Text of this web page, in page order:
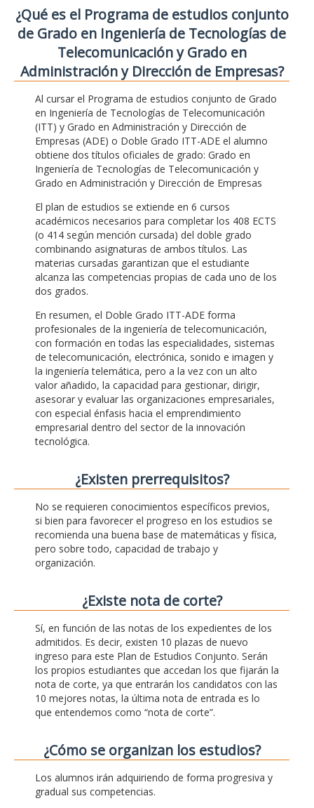
¿Qué es el Programa de estudios conjunto
de Grado en Ingeniería de Tecnologías de
Telecomunicación y Grado en
Administración y Dirección de Empresas?
Al cursar el Programa de estudios conjunto de Grado
en Ingeniería de Tecnologías de Telecomunicación
(ITT) y Grado en Administración y Dirección de
Empresas (ADE) o Doble Grado ITT-ADE el alumno
obtiene dos títulos oficiales de grado: Grado en
Ingeniería de Tecnologías de Telecomunicación y
Grado en Administración y Dirección de Empresas
El plan de estudios se extiende en 6 cursos
académicos necesarios para completar los 408 ECTS
(o 414 según mención cursada) del doble grado
combinando asignaturas de ambos títulos. Las
materias cursadas garantizan que el estudiante
alcanza las competencias propias de cada uno de los
dos grados.
En resumen, el Doble Grado ITT-ADE forma
profesionales de la ingeniería de telecomunicación,
con formación en todas las especialidades, sistemas
de telecomunicación, electrónica, sonido e imagen y
la ingeniería telemática, pero a la vez con un alto
valor añadido, la capacidad para gestionar, dirigir,
asesorar y evaluar las organizaciones empresariales,
con especial énfasis hacia el emprendimiento
empresarial dentro del sector de la innovación
tecnológica.
¿Existen prerrequisitos?
No se requieren conocimientos específicos previos,
si bien para favorecer el progreso en los estudios se
recomienda una buena base de matemáticas y física,
pero sobre todo, capacidad de trabajo y
organización.
¿Existe nota de corte?
Sí, en función de las notas de los expedientes de los
admitidos. Es decir, existen 10 plazas de nuevo
ingreso para este Plan de Estudios Conjunto. Serán
los propios estudiantes que accedan los que fijarán la
nota de corte, ya que entrarán los candidatos con las
10 mejores notas, la última nota de entrada es lo
que entendemos como “nota de corte”.
¿Cómo se organizan los estudios?
Los alumnos irán adquiriendo de forma progresiva y
gradual sus competencias.